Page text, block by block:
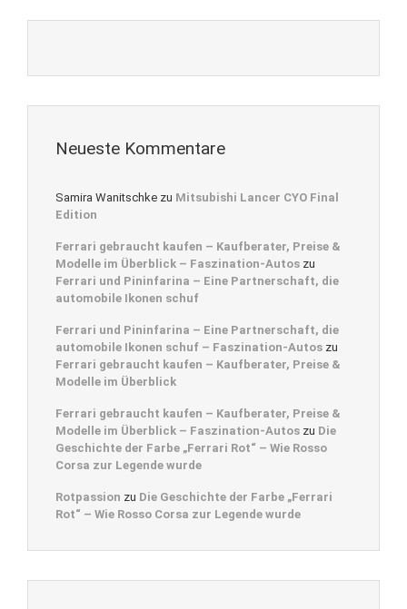
Neueste Kommentare
Samira Wanitschke zu Mitsubishi Lancer CYO Final
Edition
Ferrari gebraucht kaufen – Kaufberater, Preise &
Modelle im Überblick – Faszination-Autos zu
Ferrari und Pininfarina – Eine Partnerschaft, die
automobile Ikonen schuf
Ferrari und Pininfarina – Eine Partnerschaft, die
automobile Ikonen schuf – Faszination-Autos zu
Ferrari gebraucht kaufen – Kaufberater, Preise &
Modelle im Überblick
Ferrari gebraucht kaufen – Kaufberater, Preise &
Modelle im Überblick – Faszination-Autos zu Die
Geschichte der Farbe „Ferrari Rot“ – Wie Rosso
Corsa zur Legende wurde
Rotpassion zu Die Geschichte der Farbe „Ferrari
Rot“ – Wie Rosso Corsa zur Legende wurde